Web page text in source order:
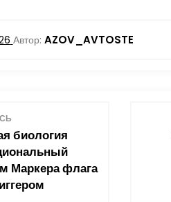
Автор: AZOV_AVTOSTE
биология
Маркера флага